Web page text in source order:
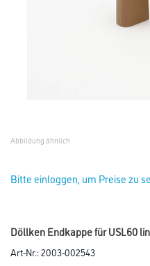
Abbildung ähnlich
Bitte einloggen, um Preise zu
Döllken Endkappe für USL60
Art-Nr.:2003-002543